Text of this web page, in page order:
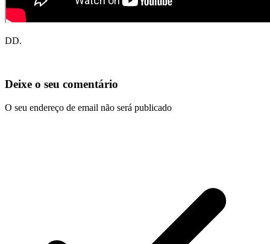
DD.
Deixe o seu comentário
O seu endereço de email não será publicado